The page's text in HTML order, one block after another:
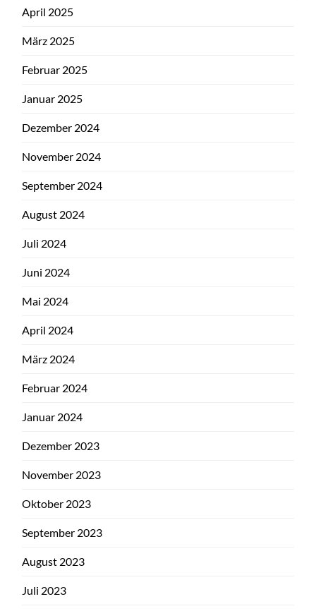
April 2025
März 2025
Februar 2025
Januar 2025
Dezember 2024
November 2024
September 2024
August 2024
Juli 2024
Juni 2024
Mai 2024
April 2024
März 2024
Februar 2024
Januar 2024
Dezember 2023
November 2023
Oktober 2023
September 2023
August 2023
Juli 2023